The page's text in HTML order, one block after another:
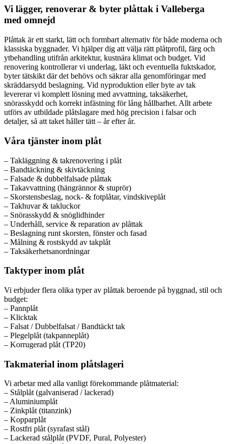
Vi lägger, renoverar & byter plåttak i Valleberga
med omnejd
Plåttak är ett starkt, lätt och formbart alternativ för både moderna och
klassiska byggnader. Vi hjälper dig att välja rätt plåtprofil, färg och
ytbehandling utifrån arkitektur, kustnära klimat och budget. Vid
renovering kontrollerar vi underlag, läkt och eventuella fuktskador,
byter tätskikt där det behövs och säkrar alla genomföringar med
skräddarsydd beslagning. Vid nyproduktion eller byte av tak
levererar vi komplett lösning med avvattning, taksäkerhet,
snörasskydd och korrekt infästning för lång hållbarhet. Allt arbete
utförs av utbildade plåtslagare med hög precision i falsar och
detaljer, så att taket håller tätt – år efter år.
Våra tjänster inom plåt
– Takläggning & takrenovering i plåt
– Bandtäckning & skivtäckning
– Falsade & dubbelfalsade plåttak
– Takavvattning (hängrännor & stuprör)
– Skorstensbeslag, nock- & fotplåtar, vindskiveplåt
– Takhuvar & takluckor
– Snörasskydd & snöglidhinder
– Underhåll, service & reparation av plåttak
– Beslagning runt skorsten, fönster och fasad
– Målning & rostskydd av takplåt
– Taksäkerhetsanordningar
Taktyper inom plåt
Vi erbjuder flera olika typer av plåttak beroende på byggnad, stil och
budget:
– Pannplåt
– Klicktak
– Falsat / Dubbelfalsat / Bandtäckt tak
– Plegelplåt (takpanneplåt)
– Korrugerad plåt (TP20)
Takmaterial inom plåtslageri
Vi arbetar med alla vanligt förekommande plåtmaterial:
– Stålplåt (galvaniserad / lackerad)
– Aluminiumplåt
– Zinkplåt (titanzink)
– Kopparplåt
– Rostfri plåt (syrafast stål)
– Lackerad stålplåt (PVDF, Pural, Polyester)